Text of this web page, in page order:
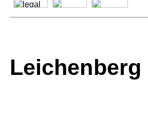
Leichenberg